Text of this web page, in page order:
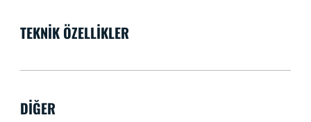
TEKNIK ÖZELLIKLER
DIĞER